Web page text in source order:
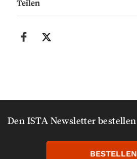
Teilen
Den ISTA Newsletter bestellen
BESTELLEN